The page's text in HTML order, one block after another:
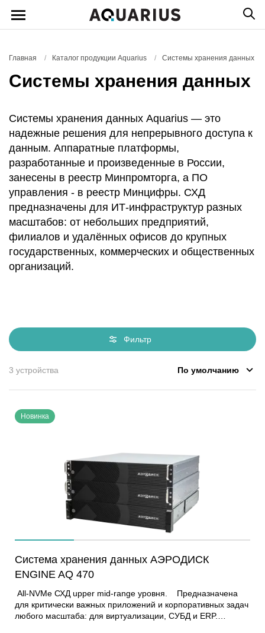
Главная / Каталог продукции Aquarius / Системы хранения данных
Системы хранения данных
Системы хранения данных Aquarius — это
надежные решения для непрерывного доступа к
данным. Аппаратные платформы,
разработанные и произведенные в России,
занесены в реестр Минпромторга, а ПО
управления - в реестр Минцифры. СХД
предназначены для ИТ-инфраструктур разных
масштабов: от небольших предприятий,
филиалов и удалённых офисов до крупных
государственных, коммерческих и общественных
организаций.
Фильтр
3 устройства По умолчанию
Новинка
Система хранения данных АЭРОДИСК
ENGINE AQ 470
для критически важных приложений и корпоративных задач
любого масштаба: для виртуализации, СУБД и ERP.